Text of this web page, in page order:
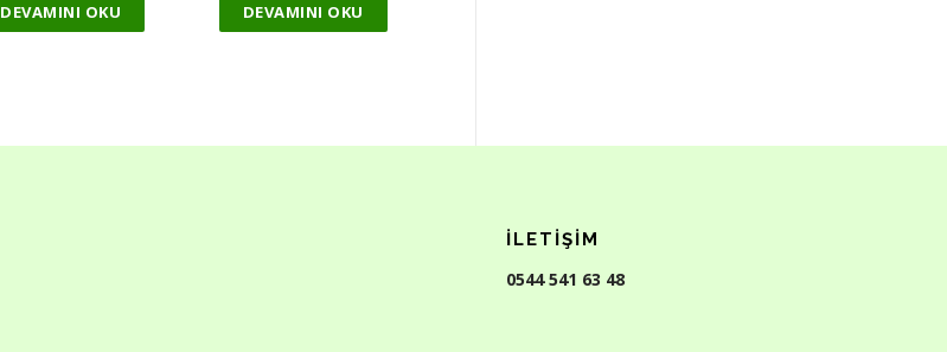
DEVAMINI OKU DEVAMINI OKU
İLETIŞIM
0544 541 63 48